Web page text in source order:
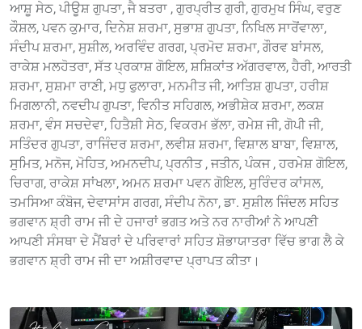
ਆਸ਼ੂ ਸੇਠ, ਪੀਊਸ਼ ਗੁਪਤਾ, ਜੈ ਬਤਰਾ , ਗੁਰਪ੍ਰੀਤ ਗੁਰੀ, ਗੁਰਮੁਖ ਸਿੰਘ, ਵਰੁਣ
ਕੌਸ਼ਲ, ਪਵਨ ਕੁਮਾਰ, ਦਿਨੇਸ਼ ਸ਼ਰਮਾ, ਸੁਭਾਸ਼ ਗੁਪਤਾ, ਨਿਖਿਲ ਸਾਰੋਂਵਾਲਾ,
ਸੰਦੀਪ ਸ਼ਰਮਾ, ਸੁਸ਼ੀਲ, ਅਰਵਿੰਦ ਗਰਗ, ਪ੍ਰਮੋਦ ਸ਼ਰਮਾ, ਗੌਰਵ ਬਾਂਸਲ,
ਰਾਕੇਸ਼ ਮਲਹੋਤਰਾ, ਸੱਤ ਪ੍ਰਕਾਸ਼ ਗੋਇਲ, ਸ਼ਸ਼ਿਕਾਂਤ ਅੱਗਰਵਾਲ, ਹੈਰੀ, ਆਰਤੀ
ਸ਼ਰਮਾ, ਸੁਸ਼ਮਾ ਰਾਣੀ, ਮਧੁ ਫੁਲਾਰਾ, ਮਨਮੀਤ ਜੀ, ਆਤਿਸ਼ ਗੁਪਤਾ, ਹਰੀਸ਼
ਮਿਗਲਾਨੀ, ਨਵਦੀਪ ਗੁਪਤਾ, ਵਿਨੀਤ ਸਹਿਗਲ, ਅਭੀਸ਼ੇਕ ਸ਼ਰਮਾ, ਲਕਸ਼
ਸ਼ਰਮਾ, ਵੰਸ ਸਚਦੇਵਾ, ਹਿਤੈਸ਼ੀ ਸੇਠ, ਵਿਕਰਮ ਭੱਲਾ, ਰਮੇਸ਼ ਜੀ, ਗੋਪੀ ਜੀ,
ਸਤਿੰਦਰ ਗੁਪਤਾ, ਰਾਜਿੰਦਰ ਸ਼ਰਮਾ, ਲਵੀਸ਼ ਸ਼ਰਮਾ, ਵਿਸ਼ਾਲ ਬਾਬਾ, ਵਿਸ਼ਾਲ,
ਸੁਮਿਤ, ਮਨੋਜ, ਮੋਹਿਤ, ਅਮਨਦੀਪ, ਪ੍ਰਨੀਤ , ਜਤੀਨ, ਪੰਕਜ , ਹਰਮੇਸ਼ ਗੋਇਲ,
ਚਿਰਾਗ, ਰਾਕੇਸ਼ ਸਾਂਖਲਾ, ਅਮਨ ਸ਼ਰਮਾ ਪਵਨ ਗੋਇਲ, ਸੁਰਿੰਦਰ ਕਾਂਸਲ,
ਤਮਸਿਆ ਕੰਬੋਜ, ਦੇਵਾਸਾਂਸ ਗਰਗ, ਸੰਦੀਪ ਨੋਨਾ, ਡਾ. ਸੁਸ਼ੀਲ ਜਿੰਦਲ ਸਹਿਤ
ਭਗਵਾਨ ਸ਼੍ਰੀ ਰਾਮ ਜੀ ਦੇ ਹਜਾਰਾਂ ਭਗਤ ਅਤੇ ਨਰ ਨਾਰੀਆਂ ਨੇ ਆਪਣੀ
ਆਪਣੀ ਸੰਸਥਾ ਦੇ ਮੈਂਬਰਾਂ ਦੇ ਪਰਿਵਾਰਾਂ ਸਹਿਤ ਸ਼ੋਭਾਯਾਤਰਾ ਵਿੱਚ ਭਾਗ ਲੈ ਕੇ
ਭਗਵਾਨ ਸ਼੍ਰੀ ਰਾਮ ਜੀ ਦਾ ਅਸ਼ੀਰਵਾਦ ਪ੍ਰਾਪਤ ਕੀਤਾ।